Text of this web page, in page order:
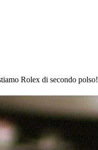
Rolex di secondo polso!